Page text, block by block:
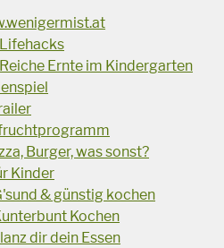
Ernte im Kindergarten
Burger, was sonst?
Kinder
& günstig kochen
Kochen
dir dein Essen